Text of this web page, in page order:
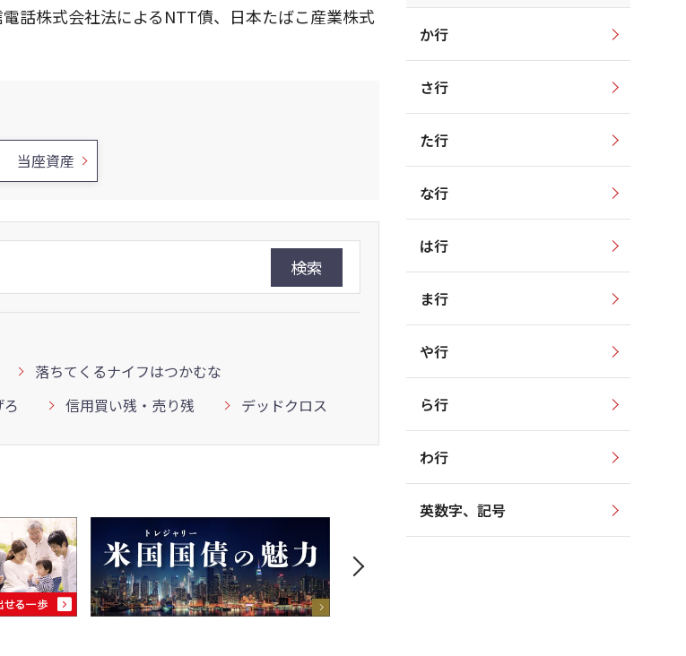
話株式会社法によるNTT債、日本たばこ産業株式
当座資産
検索
落ちてくるナイフはつかむな
信用買い残・売り残 デッドクロス
か行
さ行
た行
な行
は行
ま行
や行
ら行
わ行
英数字、記号